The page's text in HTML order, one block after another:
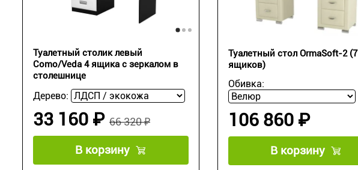
Туалетный столик левый
Como/Veda 4 ящика с зеркалом в
столешнице
Дерево:
66 320 ₽
33 160 ₽
В корзину
Туалетный стол OrmaSoft-2 (7
ящиков)
Обивка:
106 860 ₽
В корзину